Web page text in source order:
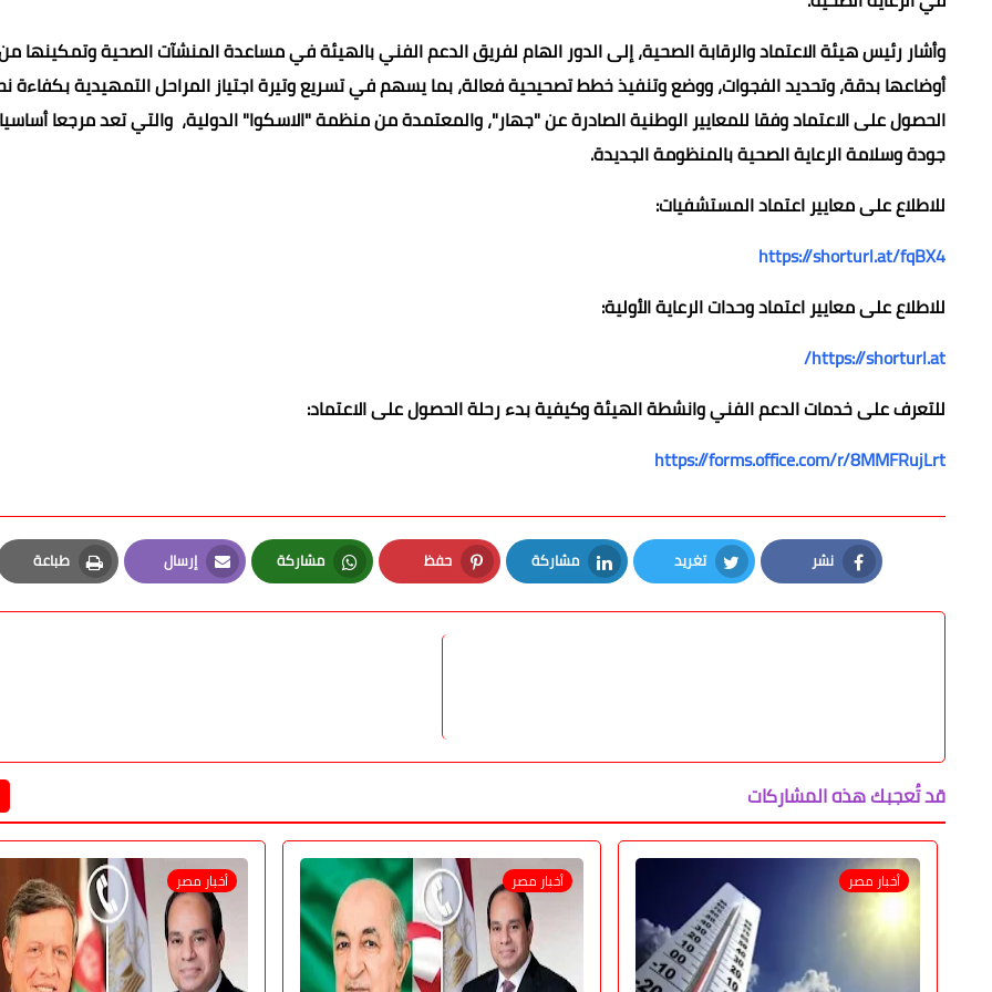
وأشار رئيس هيئة الاعتماد والرقابة الصحية، إلى الدور الهام لفريق الدعم الفني بالهيئة في مساعدة المنشآت الصحية وتمكينها
أوضاعها بدقة، وتحديد الفجوات، ووضع وتنفيذ خطط تصحيحية فعالة، بما يسهم في تسريع وتيرة اجتياز المراحل التمهيدية بكفاءة
الحصول على الاعتماد وفقا للمعايير الوطنية الصادرة عن "جهار"، والمعتمدة من منظمة "الاسكوا" الدولية، والتي تعد مرجعا
جودة وسلامة الرعاية الصحية بالمنظومة الجديدة.
للاطلاع على معايير اعتماد المستشفيات:
للاطلاع على معايير اعتماد وحدات الرعاية الأولية:
https://shorturl.at/
للتعرف على خدمات الدعم الفني وانشطة الهيئة وكيفية بدء رحلة الحصول على الاعتماد:
نشر
Facebook
تغريد
Twitter
مشاركة
LinkedIn
حفظ
Pinterest
مشاركة
Whatsapp
إرسال
Email
طباعة
Print
قد تُعجبك هذه المشاركات
أخبار مصر أخبار مصر أخبار مصر